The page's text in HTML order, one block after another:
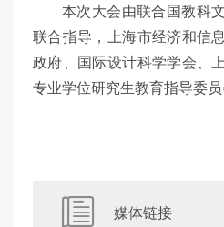
本次大会由联合国教科
联合指导，上海市经济和信
政府、国际设计科学学会、
专业学位研究生教育指导委员
媒体链接